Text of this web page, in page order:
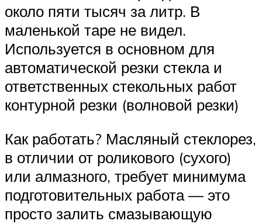
около пяти тысяч за литр. В
маленькой таре не видел.
Используется в основном для
автоматической резки стекла и
ответственных стекольных работ
контурной резки (волновой резки)
Как работать? Масляный стеклорез,
в отличии от роликового (сухого)
или алмазного, требует минимума
подготовительных работа — это
просто залить смазывающую